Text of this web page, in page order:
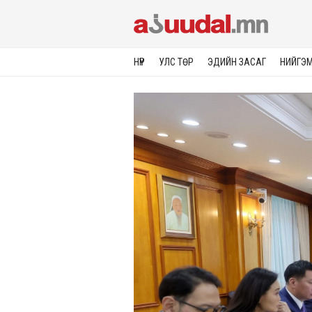
НҮҮР УЛС ТӨР ЭДИЙН ЗАСАГ